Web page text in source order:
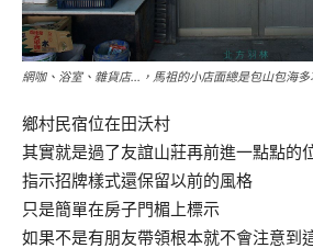
網咖、浴室、雜貨店…，馬祖的小店面總是包山包海多
鄉村民宿位在田沃村
其實就是過了友誼山莊再前進一點點的
指示招牌樣式還保留以前的風格
只是簡單在房子門楣上標示
如果不是有朋友帶領根本就不會注意到